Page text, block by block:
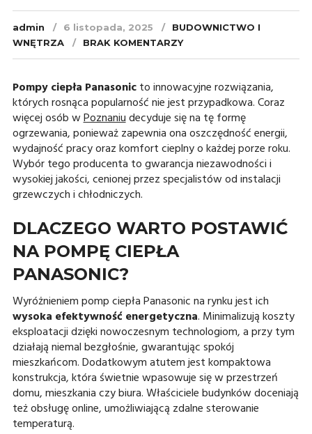
admin 6 listopada, 2025
BUDOWNICTWO I
WNĘTRZA
BRAK KOMENTARZY
Pompy ciepła Panasonicto innowacyjne rozwiązania,
których rosnąca popularność nie jest przypadkowa. Coraz
więcej osób wPoznaniudecyduje się na tę formę
ogrzewania, ponieważ zapewnia ona oszczędność energii,
wydajność pracy oraz komfort cieplny o każdej porze roku.
Wybór tego producenta to gwarancja niezawodności i
wysokiej jakości, cenionej przez specjalistów od instalacji
grzewczych i chłodniczych.
DLACZEGO WARTO POSTAWIĆ
NA POMPĘ CIEPŁA
PANASONIC?
Wyróżnieniem pomp ciepła Panasonic na rynku jest ich
wysoka efektywność energetyczna. Minimalizują koszty
eksploatacji dzięki nowoczesnym technologiom, a przy tym
działają niemal bezgłośnie, gwarantując spokój
mieszkańcom. Dodatkowym atutem jest kompaktowa
konstrukcja, która świetnie wpasowuje się w przestrzeń
domu, mieszkania czy biura. Właściciele budynków doceniają
też obsługę online, umożliwiającą zdalne sterowanie
temperaturą.